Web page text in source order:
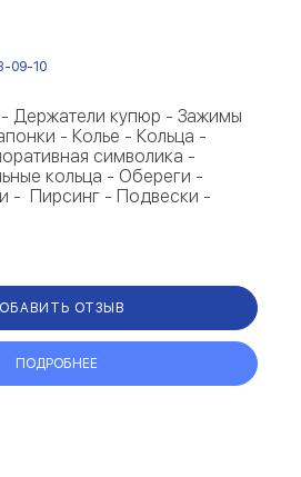
09-10
Держатели купюр - Зажимы
- Колье - Кольца -
символика -
кольца - Обереги -
- Пирсинг - Подвески -
ОТЗЫВ
ПОДРОБНЕЕ